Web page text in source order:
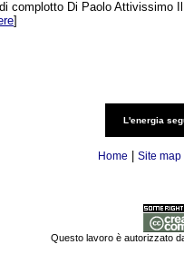
complotto Di Paolo Attivissimo
]
L'energia
Home Site map
Questo lavoro è autorizzato